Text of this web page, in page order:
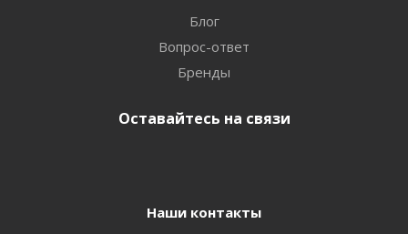
Блог
Вопрос-ответ
Бренды
Оставайтесь на связи
Наши контакты